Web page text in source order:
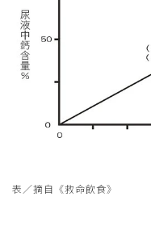
表／摘自《救命飲食》